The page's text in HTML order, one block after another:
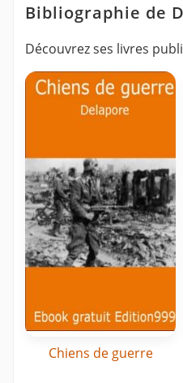
Bibliographie de
Découvrez ses livres
Chiens de guerre